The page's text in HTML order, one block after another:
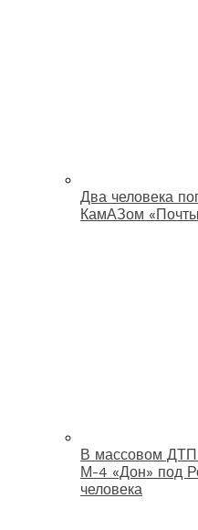
Два человека
КамАЗом
В массовом ДТП
М-4 «Дон» под
человека